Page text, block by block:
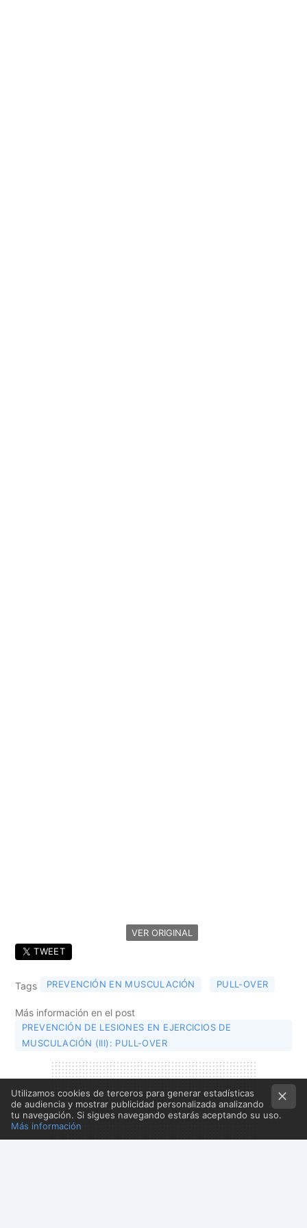
VER ORIGINAL
TWEET
Tags PREVENCIÓN EN MUSCULACIÓN PULL-OVER
Más información en el post
PREVENCIÓN DE LESIONES EN EJERCICIOS DE
MUSCULACIÓN (III): PULL-OVER
Utilizamos cookies de terceros para generar estadísticas
de audiencia y mostrar publicidad personalizada analizando
tu navegación. Si sigues navegando estarás aceptando su uso.
Más información